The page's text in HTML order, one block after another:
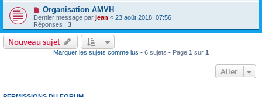
Organisation AMVH
Dernier message par jean « 23 août 2018, 07:56
Réponses : 3
Nouveau sujet
Marquer les sujets comme lus • 6 sujets • Page 1 sur 1
Aller